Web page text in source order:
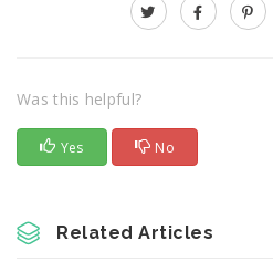
Was this helpful?
Yes No
Related Articles